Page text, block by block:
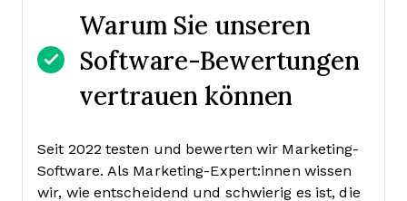
Warum Sie unseren
Software-Bewertungen
vertrauen können
Seit 2022 testen und bewerten wir Marketing-
Software. Als Marketing-Expert:innen wissen
wir, wie entscheidend und schwierig es ist, die